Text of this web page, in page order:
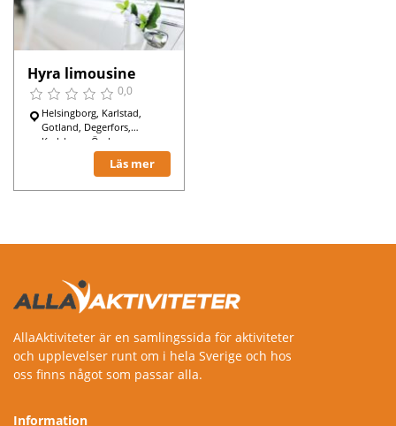
Hyra limousine
0,0
Helsingborg, Karlstad,
Gotland, Degerfors,
Karlskoga, Örebro,
Läs mer
AllaAktiviteter är en samlingssida för aktiviteter
och upplevelser runt om i hela Sverige och hos
oss finns något som passar alla.
Information